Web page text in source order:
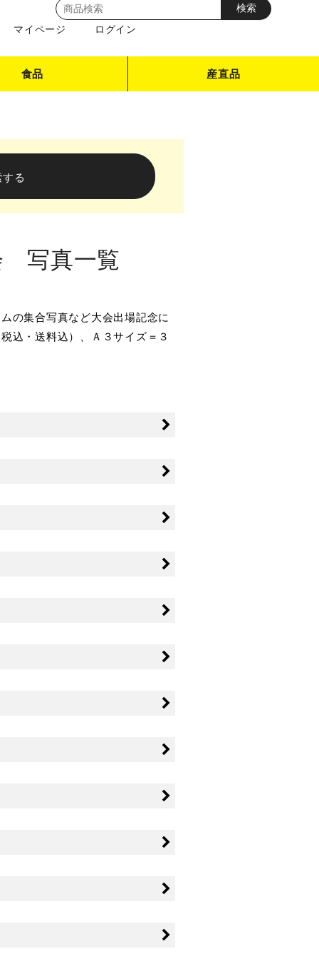
マイページ ログイン
食品 産直品
写真一覧
の集合写真など大会出場記念に
込・送料込）、Ａ３サイズ＝３